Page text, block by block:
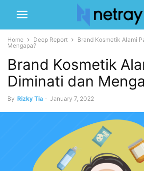
Home Deep Report
Brand Kosmetik Alami
Mengapa?
Brand Kosmetik
Diminati dan
By Rizky Tia - January 7, 2022